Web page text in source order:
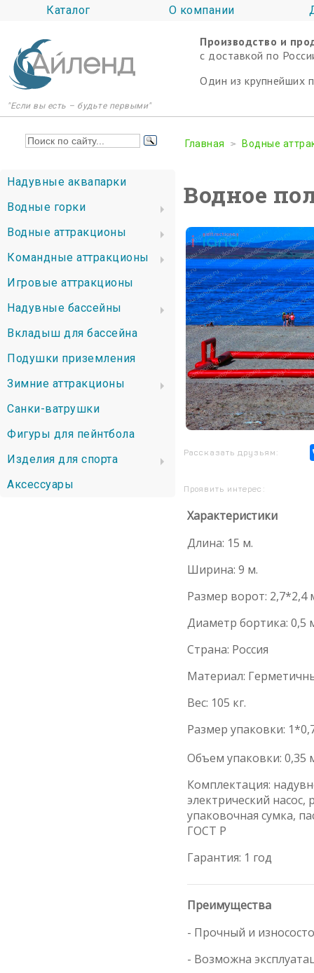
Каталог О компании
Производство и
c доставкой по
Один из крупнейших
"Если вы есть – будьте первыми"
Надувные аквапарки
Водные горки
Водные аттракционы
Командные аттракционы
Игровые аттракционы
Надувные бассейны
Вкладыш для бассейна
Подушки приземления
Зимние аттракционы
Санки-ватрушки
Фигуры для пейнтбола
Изделия для спорта
Аксессуары
Главная Водные
Водное
Рассказать друзьям:
Проявить интерес:
Характеристики
Длина: 15 м.
Ширина: 9 м.
Размер ворот: 2,7*2,4
Диаметр бортика: 0,5
Страна: Россия
Материал:
Вес: 105 кг.
Размер упаковки:
Объем упаковки: 0,35
Комплектация:
электрический
упаковочная сумка,
ГОСТ Р
Гарантия: 1 год
Преимущества
- Прочный и
- Возможна